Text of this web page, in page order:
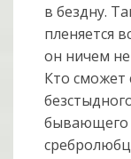
в бездну.
пленяется
он ничем
Кто сможет
бывающего